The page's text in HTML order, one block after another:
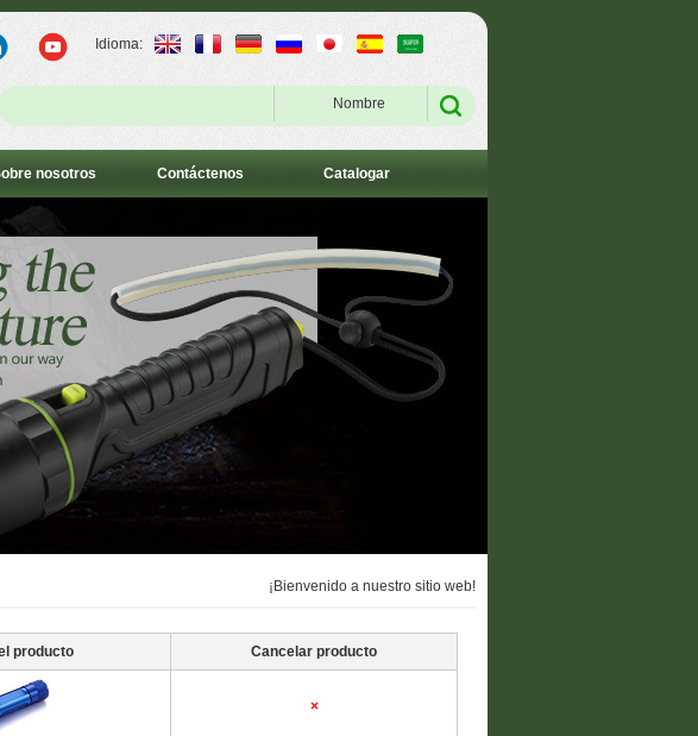
Idioma:
Nombre
nosotros Contáctenos Catalogar
¡Bienvenido a nuestro sitio web!
producto Cancelar producto
×